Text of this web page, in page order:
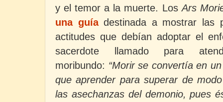
y el temor a la muerte. LosArs
una guía destinada a mostrar las
actitudes que debían adoptar el
sacerdote llamado para
moribundo: “Morir se convertía en
que aprender para superar de
las asechanzas del demonio, pues